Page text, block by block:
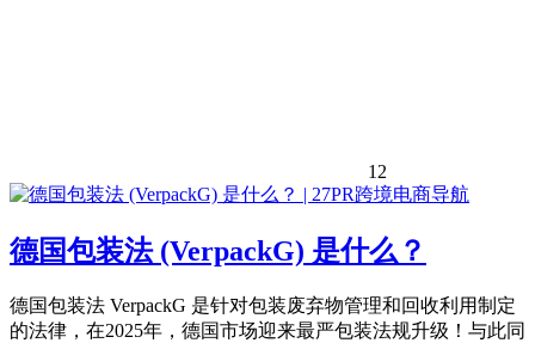
12
德国包装法 (VerpackG) 是什么？
德国包装法 VerpackG 是针对包装废弃物管理和回收利用制定
的法律，在2025年，德国市场迎来最严包装法规升级！与此同